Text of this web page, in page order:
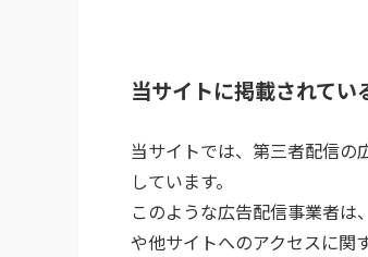
当サイトに掲載されてい
当サイトでは、第三者配信
しています。
このような広告配信事業者
や他サイトへのアクセスに関